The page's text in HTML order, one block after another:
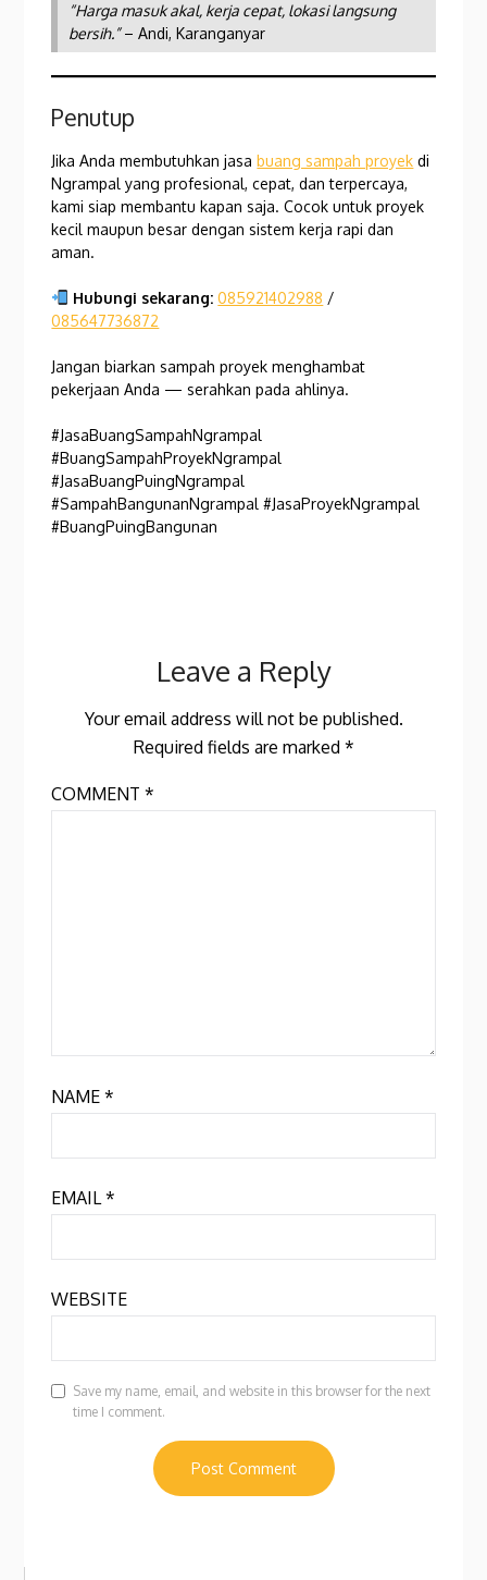
“Harga masuk akal, kerja cepat, lokasi langsung
bersih.”– Andi, Karanganyar
Penutup
Jika Anda membutuhkan jasabuang sampah proyek di
Ngrampal yang profesional, cepat, dan terpercaya,
kami siap membantu kapan saja. Cocok untuk proyek
kecil maupun besar dengan sistem kerja rapi dan
aman.
Hubungi sekarang: 085921402988 /
085647736872
Jangan biarkan sampah proyek menghambat
pekerjaan Anda — serahkan pada ahlinya.
#JasaBuangSampahNgrampal
#BuangSampahProyekNgrampal
#JasaBuangPuingNgrampal
#SampahBangunanNgrampal #JasaProyekNgrampal
#BuangPuingBangunan
Leave a Reply
Your email address will not be published.
Required fields are marked *
COMMENT*
NAME*
EMAIL*
WEBSITE
Save my name, email, and website in this browser for the next
time I comment.